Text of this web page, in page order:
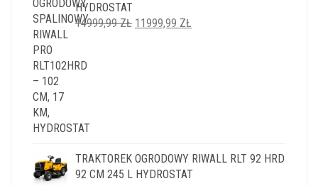
HYDROSTAT
14999,99ZŁ PIERWOTNA
11999,99 ZŁ
TRAKTOREK OGRODOWY RIWALL RLT 92 HRD
92 CM 245 L HYDROSTAT